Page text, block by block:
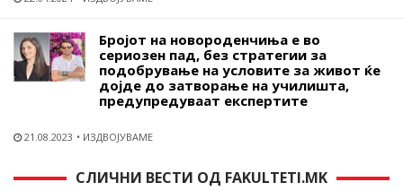
Бројот на новороденчиња е во
сериозен пад, без стратегии за
подобрување на условите за живот ќе
дојде до затворање на училишта,
предупредуваат експертите
21.08.2023 ИЗДВОЈУВАМЕ
СЛИЧНИ ВЕСТИ ОД FAKULTETI.MK